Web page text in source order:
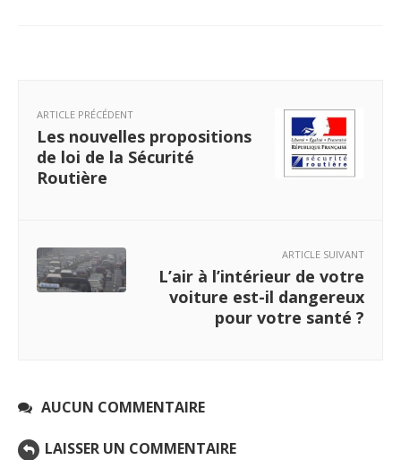
ARTICLE PRÉCÉDENT
Les nouvelles propositions
de loi de la Sécurité
Routière
ARTICLE SUIVANT
L’air à l’intérieur de votre
voiture est-il dangereux
pour votre santé ?
AUCUN COMMENTAIRE
LAISSER UN COMMENTAIRE